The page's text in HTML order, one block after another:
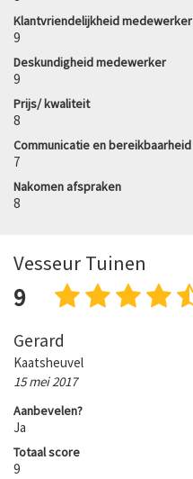
Klantvriendelijkheid medewerker
9
Deskundigheid medewerker
9
Prijs/ kwaliteit
8
Communicatie en bereikbaarheid
7
Nakomen afspraken
8
Vesseur Tuinen
9
Gerard
Kaatsheuvel
15 mei 2017
Aanbevelen?
Ja
Totaal score
9